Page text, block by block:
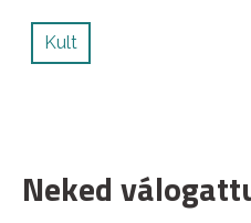
Kult
Neked